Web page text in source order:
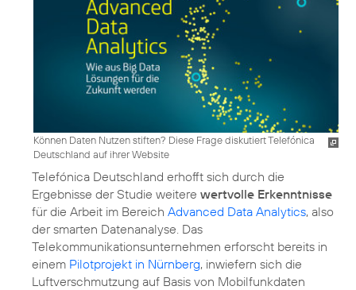
Können Daten Nutzen stiften? Diese Frage diskutiert Telefónica
Deutschland auf ihrer Website
Telefónica Deutschland erhofft sich durch die
Ergebnisse der Studie weitere wertvolle Erkenntnisse
für die Arbeit im Bereich Advanced Data Analytics, also
der smarten Datenanalyse. Das
Telekommunikationsunternehmen erforscht bereits in
einem Pilotprojekt in Nürnberg, inwiefern sich die
Luftverschmutzung auf Basis von Mobilfunkdaten